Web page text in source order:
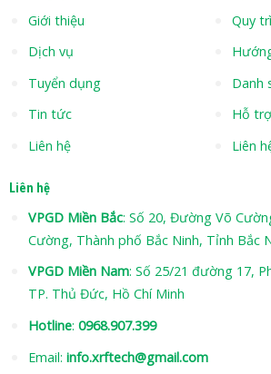
Giới thiệu
Dịch vụ
Tuyển dụng
Tin tức
Liên hệ
Quy
Danh
Hỗ
Liên
Liên hệ
VPGD Miền Bắc: Số 20, Đường Võ
Cường, Thành phố Bắc Ninh, Tỉnh Bắc
VPGD Miền Nam: Số 25/21 đường 17,
TP. Thủ Đức, Hồ Chí Minh
Hotline: 0968.907.399
Email: info.xrftech@gmail.com